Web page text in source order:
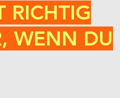
RICHTIG
WENN DU